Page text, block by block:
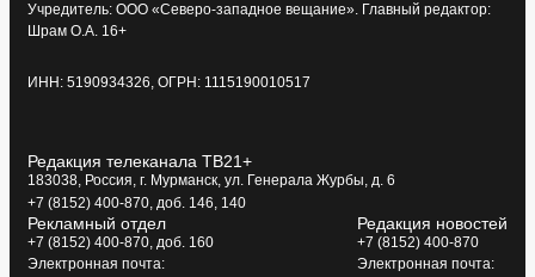
Учредитель: ООО «Северо-западное вещание». Главный редактор:
Шрам О.А. 16+
ИНН: 5190934326, ОГРН: 1115190010517
Редакция телеканала ТВ21+
183038, Россия, г. Мурманск, ул. Генерала Журбы, д. 6
+7 (8152) 400-870, доб. 146, 140
Рекламный отдел
+7 (8152) 400-870, доб. 160
Электронная почта:
Редакция новостей
+7 (8152) 400-870
Электронная почта: